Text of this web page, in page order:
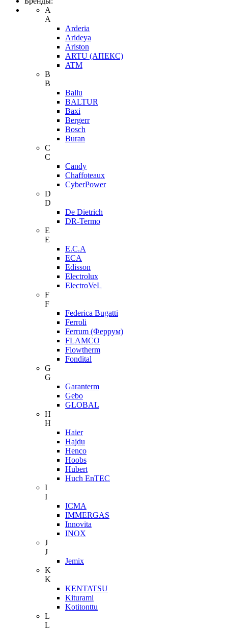
A
A
Arderia
Arideya
Ariston
ARTU (АПЕКС)
ATM
B
B
Ballu
BALTUR
Baxi
Bergerr
Bosch
Buran
C
C
Candy
Chaffoteaux
CyberPower
D
D
De Dietrich
DR-Termo
E
E
E.C.A
ECA
Edisson
Electrolux
ElectroVeL
F
F
Federica Bugatti
Ferroli
Ferrum (Феррум)
FLAMCO
Flowtherm
Fondital
G
G
Garanterm
Gebo
GLOBAL
H
H
Haier
Hajdu
Henco
Hoobs
Hubert
Huch EnTEC
I
I
ICMA
IMMERGAS
Innovita
INOX
J
J
Jemix
K
K
KENTATSU
Kiturami
Kotitonttu
L
L